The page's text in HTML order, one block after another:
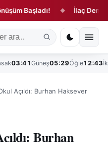
Başladı! ◆ İlaç
03:41 Güneş05:29Öğle12:43
Açıldı: Burhan Haksever
Burhan